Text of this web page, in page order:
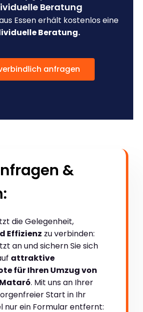
Beratung
Essen erhält kostenlos eine
Beratung.
anfragen
&
die Gelegenheit,
Effizienz zu verbinden:
an und sichern Sie sich
attraktive
für Ihren Umzug von
. Mit uns an Ihrer
Start in Ihr
nur ein Formular entfernt: